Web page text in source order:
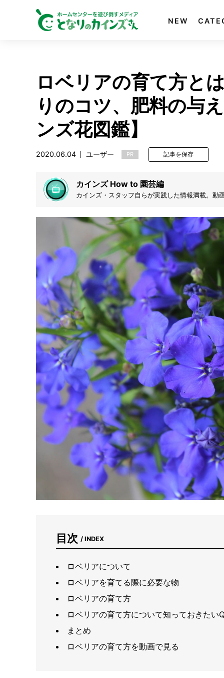
NEW
ロベリアの育て方と
りのコツ、肥料の与
ンズ花図鑑】
2020.06.04 ユーザー PR 記事を保存
カインズ How to 園芸編
カインズ・スタッフ自らが実践した情報満載。
目次 / INDEX
ロベリアについて
ロベリアを育てる際に必要な物
ロベリアの育て方
ロベリアの育て方について知っておきたい
まとめ
ロベリアの育て方を動画で見る